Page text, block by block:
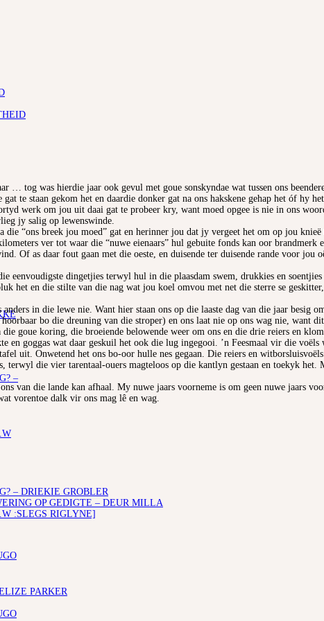
–
– DRIEKIE GROBLER
OP GEDIGTE – DEUR MILLA
:SLEGS RIGLYNE]
PARKER
… tog was hierdie jaar ook gevul met goue sonskyndae wat tussen ons
te staan gekom het en daardie donker gat na ons hakskene gehap het óf hy
werk om jou uit daai gat te probeer kry, want moed opgee is nie in ons
jy salig op lewenswinde.
“ons breek jou moed” gat en herinner jou dat jy vergeet het om op jou
ver tot waar die “nuwe eienaars” hul gebuite fonds kan oor
Of as daar fout gaan met die oeste, en duisende ter duisende rande voor jou
eenvoudigste dingetjies terwyl hul in die plaasdam swem, drukkies en
het en die stilte van die nag wat jou koel omvou met net die sterre se
in die lewe nie. Want hier staan ons op die laaste dag van die jaar besig
bo die dreuning van die stroper) en ons laat nie op ons wag nie, want
goue koring, die broeiende belowende weer om ons en die drie reiers en
goggas wat daar geskuil het ook die lug ingegooi. ’n Feesmaal vir die
uit. Onwetend het ons bo-oor hulle nes gegaan. Die reiers en
terwyl die vier tarentaal-ouers magteloos op die kantlyn gestaan en toekyk
van die lande kan afhaal. My nuwe jaars voorneme is om geen nuwe jaars
vorentoe dalk vir ons mag lê en wag.